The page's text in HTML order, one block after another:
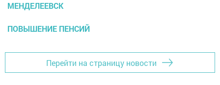
МЕНДЕЛЕЕВСК
ПОВЫШЕНИЕ ПЕНСИЙ
Перейти на страницу новости